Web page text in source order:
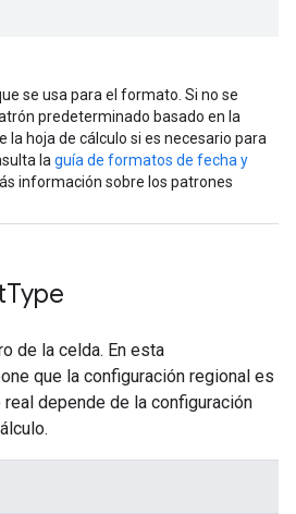
se usa para el formato. Si no se
predeterminado basado en la
la hoja de cálculo si es necesario para
la guía de formatos de fecha y
información sobre los patrones
Type
de la celda. En esta
que la configuración regional es
depende de la configuración